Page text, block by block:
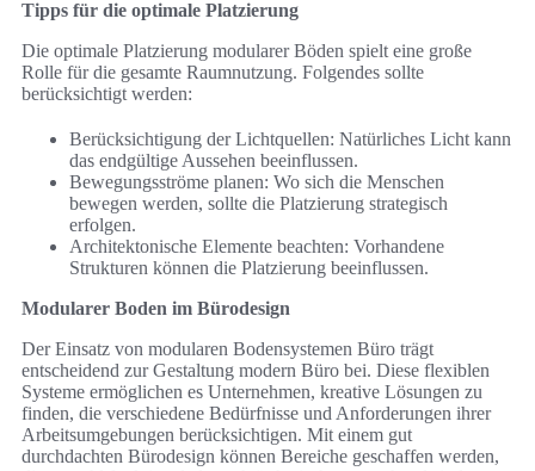
Tipps für die optimale Platzierung
Die optimale Platzierung modularer Böden spielt eine große
Rolle für die gesamte Raumnutzung. Folgendes sollte
berücksichtigt werden:
Berücksichtigung der Lichtquellen: Natürliches Licht kann
das endgültige Aussehen beeinflussen.
Bewegungsströme planen: Wo sich die Menschen
bewegen werden, sollte die Platzierung strategisch
erfolgen.
Architektonische Elemente beachten: Vorhandene
Strukturen können die Platzierung beeinflussen.
Modularer Boden im Bürodesign
Der Einsatz von modularen Bodensystemen Büro trägt
entscheidend zur Gestaltung modern Büro bei. Diese flexiblen
Systeme ermöglichen es Unternehmen, kreative Lösungen zu
finden, die verschiedene Bedürfnisse und Anforderungen ihrer
Arbeitsumgebungen berücksichtigen. Mit einem gut
durchdachten Bürodesign können Bereiche geschaffen werden,